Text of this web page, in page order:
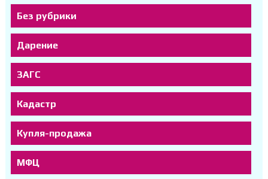
Без рубрики
Дарение
ЗАГС
Кадастр
Купля-продажа
МФЦ